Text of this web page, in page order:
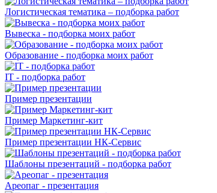
Логистическая тематика – подборка работ
Вывеска - подборка моих работ
Образование - подборка моих работ
IT - подборка работ
Пример презентации
Пример Маркетинг-кит
Пример презентации НК-Сервис
Шаблоны презентаций - подборка работ
Ареопаг - презентация